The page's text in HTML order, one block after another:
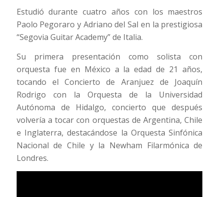
Estudió durante cuatro años con los maestros
Paolo Pegoraro y Adriano del Sal en la prestigiosa
“Segovia Guitar Academy” de Italia.
Su primera presentación como solista con
orquesta fue en México a la edad de 21 años,
tocando el Concierto de Aranjuez de Joaquín
Rodrigo con la Orquesta de la Universidad
Autónoma de Hidalgo, concierto que después
volvería a tocar con orquestas de Argentina, Chile
e Inglaterra, destacándose la Orquesta Sinfónica
Nacional de Chile y la Newham Filarmónica de
Londres.